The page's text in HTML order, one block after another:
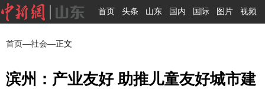
首页 头条 山东 国内 国际 图片 视频
首页—社会—正文
滨州：产业友好 助推儿童友好城市建